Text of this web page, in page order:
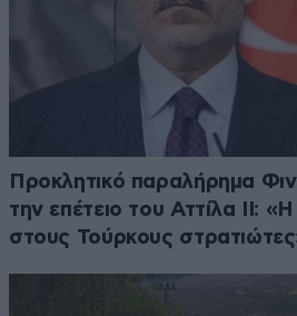
Προκλητικό παραλήρημα
την επέτειο του Αττίλα ΙΙ:
στους Τούρκους